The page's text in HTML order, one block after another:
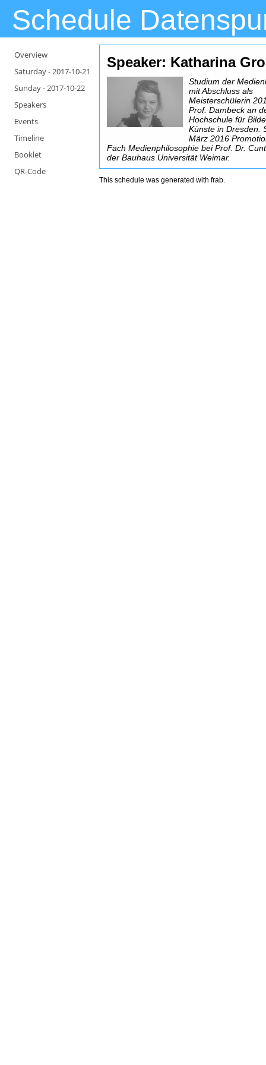
Schedule
Overview
Saturday -2017-10-21
Sunday -2017-10-22
Speakers
Events
Timeline
Booklet
QR-Code
Speaker: Katharina
Studium der
mit Abschluss als
Meisterschülerin
Prof. Dambeck an
Hochschule für
Künste in Dresden.
März 2016
Fach Medienphilosophie bei Prof. Dr.
der Bauhaus Universität Weimar.
This schedule was generated withfrab.